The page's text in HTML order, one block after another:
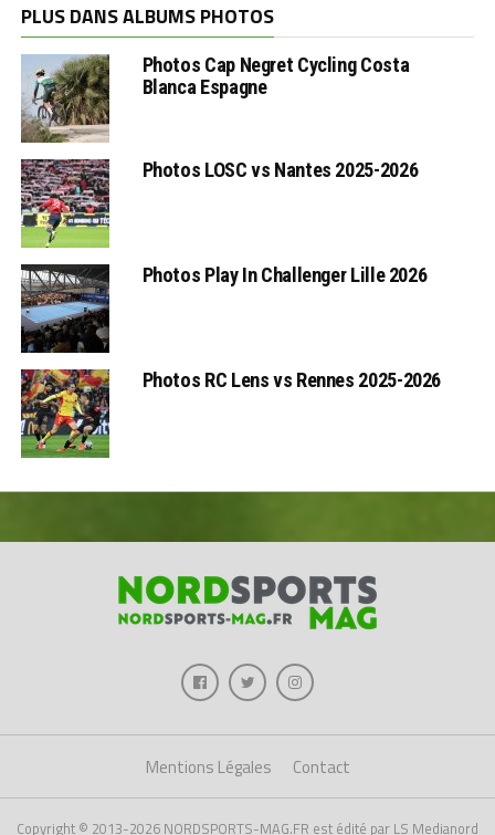
PLUS DANS ALBUMS PHOTOS
Photos Cap Negret Cycling Costa
Blanca Espagne
Photos LOSC vs Nantes 2025-2026
Photos Play In Challenger Lille 2026
Photos RC Lens vs Rennes 2025-2026
Mentions Légales Contact
Copyright © 2013-2026 NORDSPORTS-MAG.FR est édité par LS Medianord